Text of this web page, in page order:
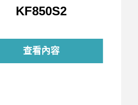
KF850S2
查看內容